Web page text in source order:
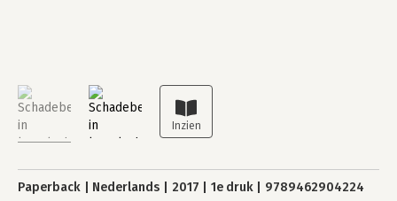
Paperback Nederlands 2017 1e druk 9789462904224